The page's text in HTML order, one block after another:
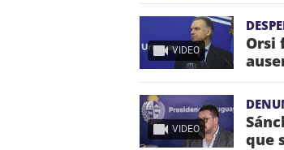
VIDEO
Orsi
VIDEO
que